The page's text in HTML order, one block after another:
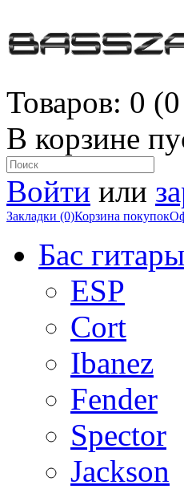
Товаров: 0
В корзине
Войти или
Закладки (0)Корзина покупок
Бас гитары
ESP
Cort
Ibanez
Fender
Spector
Jackson